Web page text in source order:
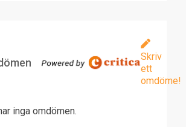
Skriv
ett
omdöme!
inga omdömen.